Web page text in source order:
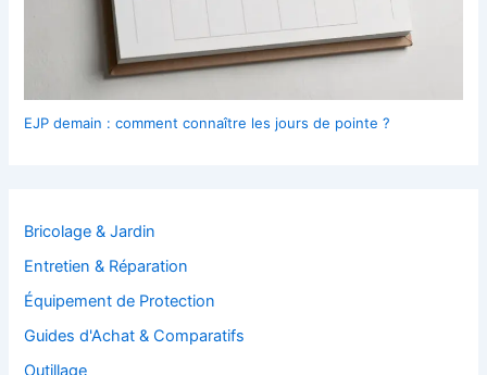
EJP demain : comment connaître les jours de pointe ?
Bricolage & Jardin
Entretien & Réparation
Équipement de Protection
Guides d'Achat & Comparatifs
Outillage